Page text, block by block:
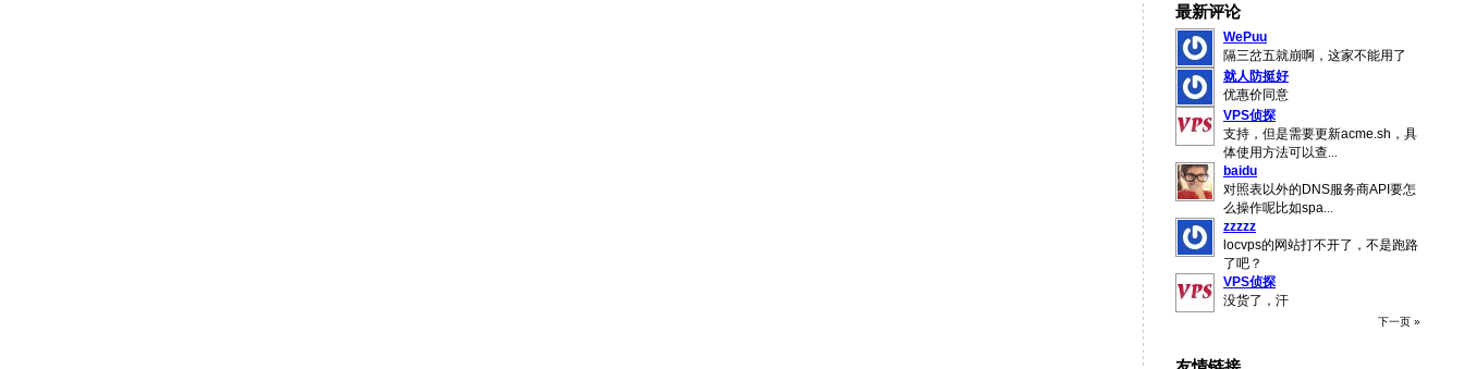
最新评论
WePuu
隔三岔五就崩啊，这家不能用了
就人防挺好
优惠价同意
VPS侦探
支持，但是需要更新acme.sh，具
体使用方法可以查
baidu
对照表以外的DNS服务商API要怎
么操作呢比如spa
zzzzz
locvps的网站打不开了，不是跑路
了吧？
VPS侦探
没货了，汗
下一页 »